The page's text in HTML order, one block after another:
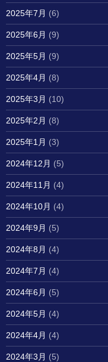
2025年7月 (6)
2025年6月 (9)
2025年5月 (9)
2025年4月 (8)
2025年3月 (10)
2025年2月 (8)
2025年1月 (3)
2024年12月 (5)
2024年11月 (4)
2024年10月 (4)
2024年9月 (5)
2024年8月 (4)
2024年7月 (4)
2024年6月 (5)
2024年5月 (4)
2024年4月 (4)
2024年3月 (5)